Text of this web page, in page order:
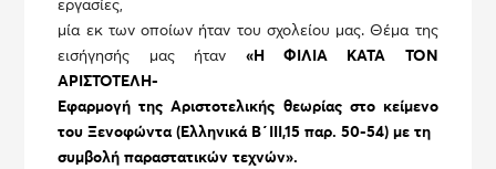
εργασίες,
μία εκ των οποίων ήταν του σχολείου μας. Θέμα της
εισήγησής μας ήταν «Η ΦΙΛΙΑ ΚΑΤΑ ΤΟΝ
ΑΡΙΣΤΟΤΕΛΗ-
Εφαρμογή της Αριστοτελικής θεωρίας στο κείμενο
του Ξενοφώντα (Ελληνικά Β΄ΙΙΙ,15 παρ. 50-54) με τη
συμβολή παραστατικών τεχνών».